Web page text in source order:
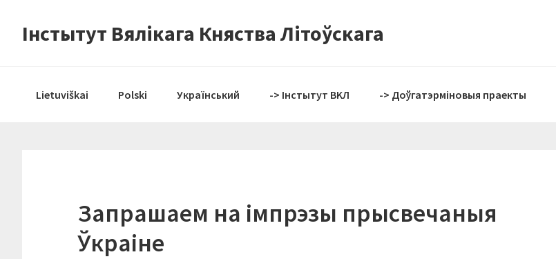
Інстытут Вялікага Княства Літоўскага
Lietuviškai Polski Український -> Інстытут BKЛ -> Доўгатэрміновыя праекты
Запрашаем на імпрэзы прысвечаныя
Ўкраіне